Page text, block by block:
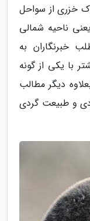
خزری از سواحل
ناحیه شمالی
خبرنگاران به
با یکی از گونه
دیگر مطالب
و طبیعت گردی